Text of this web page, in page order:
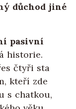
důchod jiné
pasivní
historie.
čtyři sta
kteří zde
s chatkou,